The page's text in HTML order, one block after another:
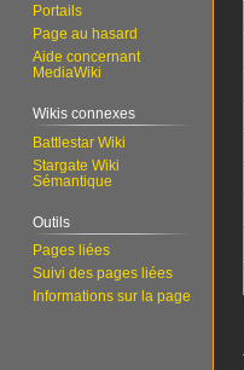
Portails
Page au hasard
Aide concernant
MediaWiki
Wikis connexes
Battlestar Wiki
Stargate Wiki
Sémantique
Outils
Pages liées
Suivi des pages liées
Informations sur la page